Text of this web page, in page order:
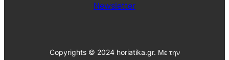
Newsletter
Copyrights © 2024 horiatika.gr. Με την